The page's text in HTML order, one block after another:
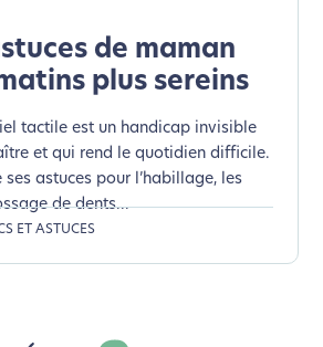
de maman
plus sereins
tactile est un handicap invisible
et qui rend le quotidien difficile.
ses astuces pour l’habillage, les
de dents...
ET ASTUCES